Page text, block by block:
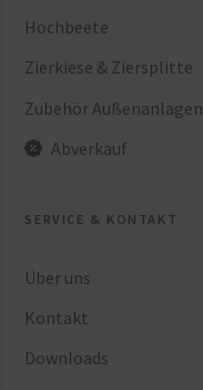
Hochbeete
Zierkiese & Ziersplitte
Zubehör Außenanlagen
Abverkauf
SERVICE & KONTAKT
Über uns
Kontakt
Downloads